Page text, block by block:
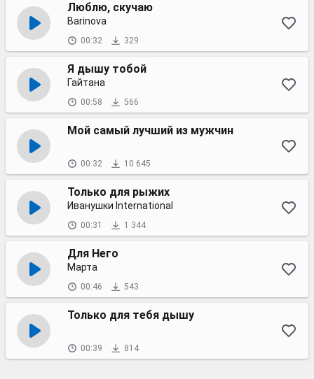
Люблю, скучаю
Barinova
00:32 329
Я дышу тобой
Гайтана
00:58 566
Мой самый лучший из мужчин
00:32 10 645
Только для рыжих
Иванушки International
00:31 1 344
Для Него
Марта
00:46 543
Только для тебя дышу
00:39 814